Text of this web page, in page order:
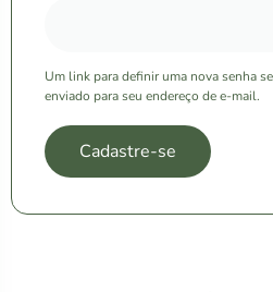
Um link para definir uma nova senha
enviado para seu endereço de e-mail.
Cadastre-se